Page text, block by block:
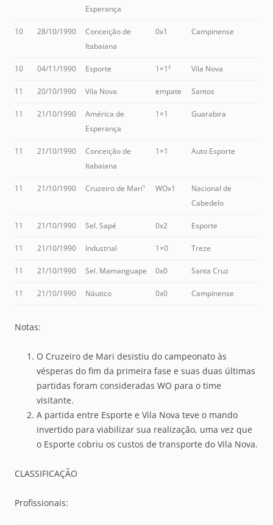
Esperança
10 28/10/1990
Conceição de
Itabaiana
0x1 Campinense
10 04/11/1990 Esporte 1×1² Vila Nova
11 20/10/1990 Vila Nova empate Santos
11 21/10/1990
América de
Esperança
1×1 Guarabira
11 21/10/1990
Conceição de
Itabaiana
1×1 Auto Esporte
11 21/10/1990 Cruzeiro de Mari¹ WOx1
Nacional de
Cabedelo
11 21/10/1990 Sel. Sapé 0x2 Esporte
11 21/10/1990 Industrial 1×0 Treze
11 21/10/1990 Sel. Mamanguape 0x0 Santa Cruz
11 21/10/1990 Náutico 0x0 Campinense
Notas:
O Cruzeiro de Mari desistiu do campeonato às
vésperas do fim da primeira fase e suas duas últimas
partidas foram consideradas WO para o time
visitante.
A partida entre Esporte e Vila Nova teve o mando
invertido para viabilizar sua realização, uma vez que
o Esporte cobriu os custos de transporte do Vila Nova.
CLASSIFICAÇÃO
Profissionais: